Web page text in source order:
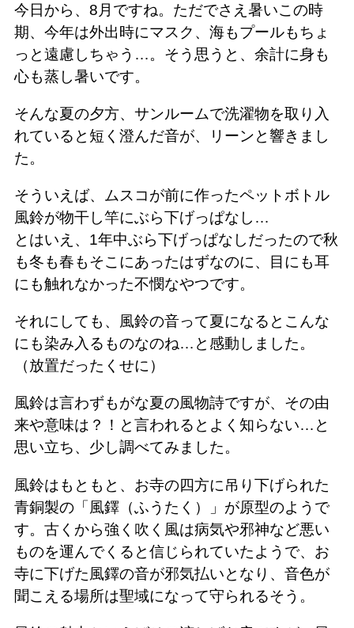
今日から、8月ですね。ただでさえ暑いこの時
期、今年は外出時にマスク、海もプールもちょ
っと遠慮しちゃう…。そう思うと、余計に身も
心も蒸し暑いです。
そんな夏の夕方、サンルームで洗濯物を取り入
れていると短く澄んだ音が、リーンと響きまし
た。
そういえば、ムスコが前に作ったペットボトル
風鈴が物干し竿にぶら下げっぱなし…
とはいえ、1年中ぶら下げっぱなしだったので秋
も冬も春もそこにあったはずなのに、目にも耳
にも触れなかった不憫なやつです。
それにしても、風鈴の音って夏になるとこんな
にも染み入るものなのね…と感動しました。
（放置だったくせに）
風鈴は言わずもがな夏の風物詩ですが、その由
来や意味は？！と言われるとよく知らない…と
思い立ち、少し調べてみました。
風鈴はもともと、お寺の四方に吊り下げられた
青銅製の「風鐸（ふうたく）」が原型のようで
す。古くから強く吹く風は病気や邪神など悪い
ものを運んでくると信じられていたようで、お
寺に下げた風鐸の音が邪気払いとなり、音色が
聞こえる場所は聖域になって守られるそう。